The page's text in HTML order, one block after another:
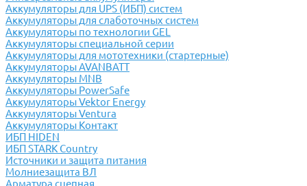
Аккумуляторы для UPS (ИБП) систем
Аккумуляторы для слаботочных систем
Аккумуляторы по технологии GEL
Аккумуляторы специальной серии
Аккумуляторы для мототехники (стартерные)
Аккумуляторы AVANBATT
Аккумуляторы MNB
Аккумуляторы PowerSafe
Аккумуляторы Vektor Energy
Аккумуляторы Ventura
Аккумуляторы Контакт
ИБП HIDEN
ИБП STARK Country
Источники и защита питания
Молниезащита ВЛ
Арматура сцепная